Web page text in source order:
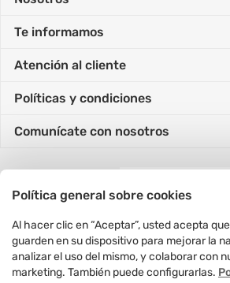
Política general sobre cookies
Al hacer clic en “Aceptar”, usted acepta
guarden en su dispositivo para mejorar la
analizar el uso del mismo, y colaborar con
marketing. También puede configurarlas.
Conócenos
Trabaja con nosotros
Te informamos
Tarjeta Sip
Concursos
Cyber Wow
Cyber Monday
Atención al cliente
Tutorial de compra
Horarios atención telefónica
Comprobante electrónico oriente
Políticas y condiciones
Política de datos personales
Formulario Derecho ARCO
Términos y condiciones
Comunícate con nosotros
Conoce y gestiona tus pedidos
Ir a Mis Pedidos
Resuelve tus dudas con Vea
Ir a WhatsApp
Visítanos
Razón Social: Compañía Food
RUC: 20608300393